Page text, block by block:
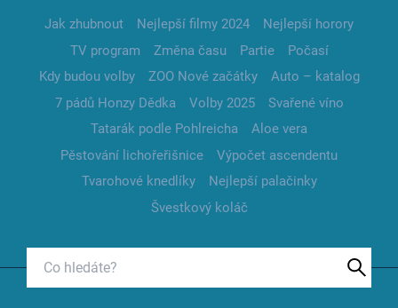
Jak zhubnout Nejlepší filmy 2024
Nejlepší horory
TV program
Změna času Partie
Počasí
Kdy budou volby
ZOO Nové začátky
Auto – katalog
7 pádů Honzy Dědka
Volby 2025
Svařené víno
Tatarák podle Pohlreicha
Aloe vera
Pěstování lichořeřišnice
Výpočet ascendentu
Tvarohové knedlíky
Nejlepší palačinky
Švestkový koláč